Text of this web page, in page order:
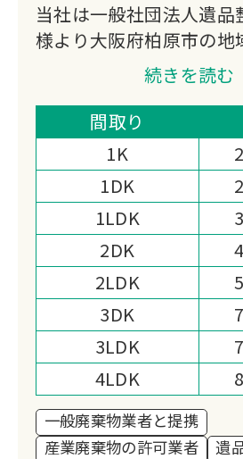
当社は一般社団法人遺
様より大阪府柏原市の地
優良企業認定を授与して
での遺品整理・生前整理
にお任せください！
お家・オフィス・店舗
1点からの不用品・粗大
理・生前整理・ゴミ屋
様々なお困りごとに対応
弊社はお客様の心配事や
決できるサービスを心が
「ジョイントに頼んで
足いただけるようにお
わせて対応いたします。
お見積りご相談は完全
他社との相見積もりも対
す！
続きを読む
間取り
1K
1DK
1LDK
2DK
2LDK
3DK
3LDK
4LDK
一般廃棄物業者と提携
産業廃棄物の許可業者
遺